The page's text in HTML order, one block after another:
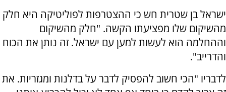
ישראל בן שטרית חש כי ההצטרפות לפוליטיקה היא חלק
מהשיקום שלו מפציעתו הקשה. "חלק מהשיקום
וההחלמה הוא לעשות למען עם ישראל. זה נותן את הכוח
והדרייב".
לדבריו "הכי חשוב להפסיק לדבר על בדלנות ומגזריות. את